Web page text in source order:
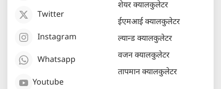
Twitter
Instagram
Whatsapp
Youtube
शेयर क्यालकुलेटर
ईएमआई क्यालकुलेटर
ल्यान्ड क्यालकुलेटर
वजन क्यालकुलेटर
तापमान क्यालकुलेटर